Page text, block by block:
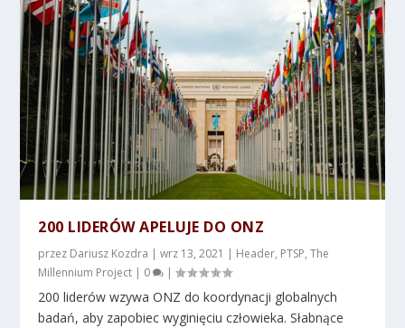
200 LIDERÓW APELUJE DO ONZ
przez Dariusz Kozdra |wrz 13, 2021 | Header, PTSP,The
Millennium Project | 0 |
200 liderów wzywa ONZ do koordynacji globalnych
badań, aby zapobiec wyginięciu człowieka. Słabnące